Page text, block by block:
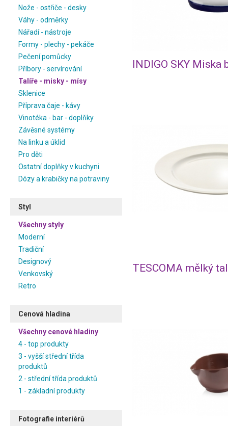
Nože - ostřiče - desky
Váhy - odměrky
Nářadí - nástroje
Formy - plechy - pekáče
Pečení pomůcky
Příbory - servírování
Talíře - misky - mísy
Sklenice
Příprava čaje - kávy
Vinotéka - bar - doplňky
Závěsné systémy
Na linku a úklid
Pro děti
Ostatní doplňky v kuchyni
Dózy a krabičky na potraviny
Styl
Všechny styly
Moderní
Tradiční
Designový
Venkovský
Retro
Cenová hladina
Všechny cenové hladiny
4 - top produkty
3 - vyšší střední třída
produktů
2 - střední třída produktů
1 - základní produkty
Fotografie interiérů
INDIGO SKY Miska